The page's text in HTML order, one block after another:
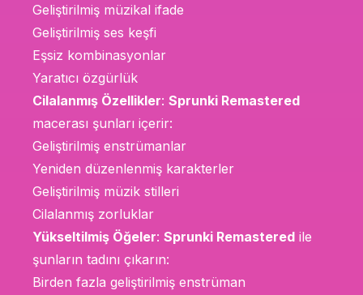
Geliştirilmiş müzikal ifade
Geliştirilmiş ses keşfi
Eşsiz kombinasyonlar
Yaratıcı özgürlük
Cilalanmış Özellikler: Sprunki Remastered
macerası şunları içerir:
Geliştirilmiş enstrümanlar
Yeniden düzenlenmiş karakterler
Geliştirilmiş müzik stilleri
Cilalanmış zorluklar
Yükseltilmiş Öğeler: Sprunki Remastered ile
şunların tadını çıkarın:
Birden fazla geliştirilmiş enstrüman